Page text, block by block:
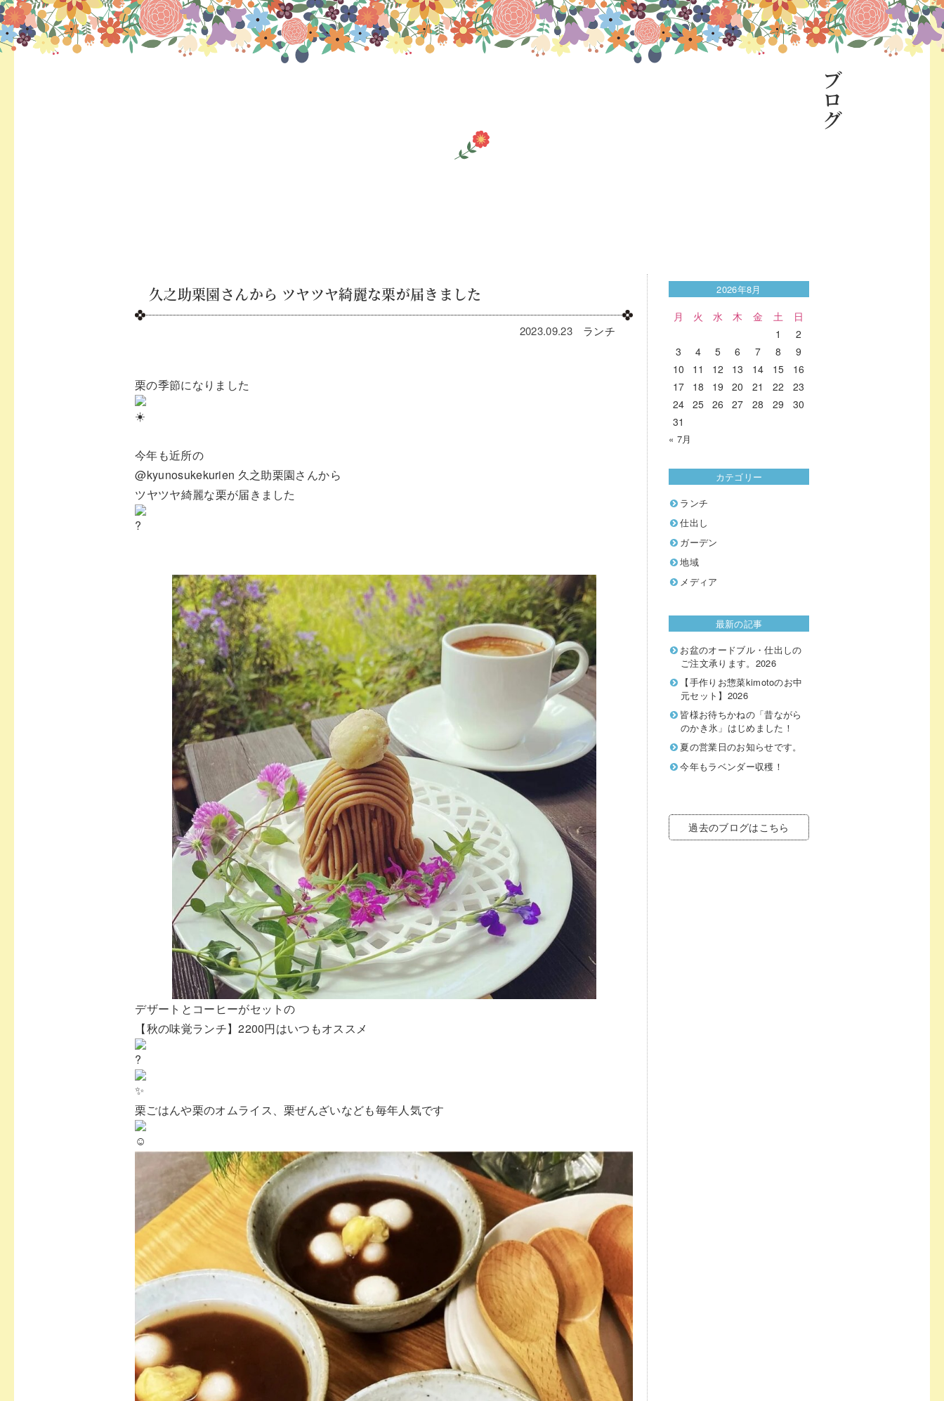
ブログ
久之助栗園さん⁡から⁡ ⁡ツヤツヤ綺麗な栗が届きました
2023.09.23 ランチ
栗の季節になりました
今年も近所の⁡
⁡@kyunosukekurien 久之助栗園さん⁡から⁡
⁡ツヤツヤ綺麗な栗が届きました
⁡デザートとコーヒーがセットの⁡
⁡【秋の味覚ランチ】2200円はいつもオススメ
栗ごはんや栗のオムライス、栗ぜんざいなども毎年人気です
2026年8月
月 火 水 木 金 土
日
1
2
3
4 5 6 7 8
9
10
11 12 13 14 15
16
17
18 19 20 21 22
23
24 25 26 27 28 29
30
31
« 7月
カテゴリー
ランチ
仕出し
ガーデン
地域
メディア
最新の記事
お盆のオードブル・仕出しの
ご注文承ります。2026
【手作りお惣菜kimotoのお中
元セット】2026
皆様お待ちかねの「昔ながら
のかき氷」はじめました！
夏の営業日のお知らせです。
今年もラベンダー収穫！
過去のブログはこちら